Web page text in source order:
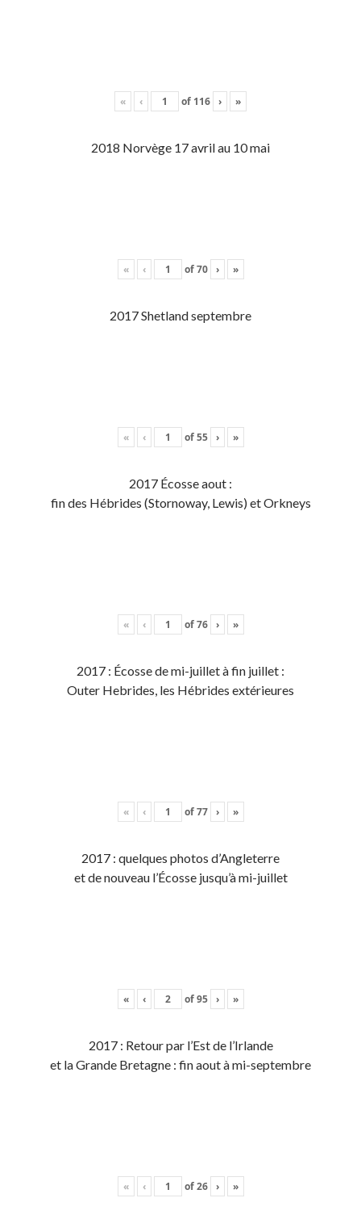
« ‹ of 116 › »
2018 Norvège 17 avril au 10 mai
« ‹ of70 › »
2017 Shetland septembre
« ‹ of55 › »
2017 Écosse aout :
fin des Hébrides (Stornoway, Lewis) et Orkneys
« ‹ of76 › »
2017 : Écosse de mi-juillet à fin juillet :
Outer Hebrides, les Hébrides extérieures
« ‹ of77 › »
2017 : quelques photos d’Angleterre
et de nouveau l’Écosse jusqu’à mi-juillet
« ‹ of95 › »
2017 : Retour par l’Est de l’Irlande
et la Grande Bretagne : fin aout à mi-septembre
« ‹ of26 › »